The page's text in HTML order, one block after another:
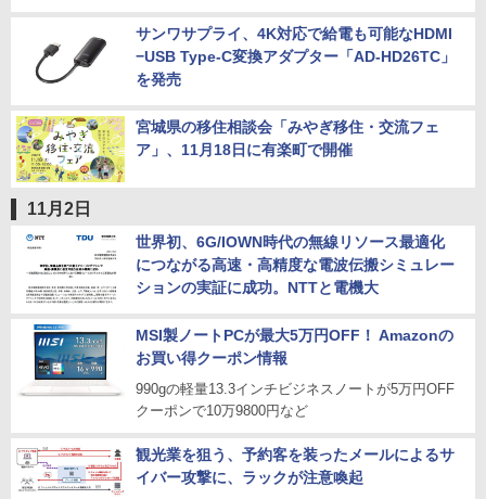
サンワサプライ、4K対応で給電も可能なHDMI
−USB Type-C変換アダプター「AD-HD26TC」
を発売
宮城県の移住相談会「みやぎ移住・交流フェ
ア」、11月18日に有楽町で開催
11月2日
世界初、6G/IOWN時代の無線リソース最適化
につながる高速・高精度な電波伝搬シミュレー
ションの実証に成功。NTTと電機大
MSI製ノートPCが最大5万円OFF！ Amazonの
お買い得クーポン情報
990gの軽量13.3インチビジネスノートが5万円OFF
クーポンで10万9800円など
観光業を狙う、予約客を装ったメールによるサ
イバー攻撃に、ラックが注意喚起